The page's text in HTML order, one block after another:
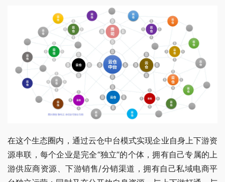
在这个生态圈内，通过云仓中台模式实现企业自身上下游资
源串联，每个企业是完全“独立”的个体，拥有自己专属的上
游供应商资源、下游销售/分销渠道，拥有自己私域电商平